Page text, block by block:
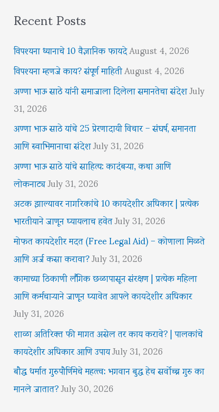
Recent Posts
विपश्यना ध्यानाचे 10 वैज्ञानिक फायदेAugust 4, 2026
विपश्यना म्हणजे काय? संपूर्ण माहितीAugust 4, 2026
अण्णा भाऊ साठे यांनी समाजाला दिलेला समानतेचा संदेशJuly
31, 2026
अण्णा भाऊ साठे यांचे 25 प्रेरणादायी विचार – संघर्ष, समानता
आणि स्वाभिमानाचा संदेशJuly 31, 2026
अण्णा भाऊ साठे यांचे साहित्य: कादंबऱ्या, कथा आणि
लोकनाट्यJuly 31, 2026
अटक झाल्यावर नागरिकांचे 10 कायदेशीर अधिकार | प्रत्येक
भारतीयाने जाणून घ्यायलाच हवेतJuly 31, 2026
मोफत कायदेशीर मदत (Free Legal Aid) – कोणाला मिळते
आणि अर्ज कसा करावा?July 31, 2026
कामाच्या ठिकाणी लैंगिक छळापासून संरक्षण | प्रत्येक महिला
आणि कर्मचाऱ्याने जाणून घ्यावेत आपले कायदेशीर अधिकार
July 31, 2026
शाळा अतिरिक्त फी मागत असेल तर काय करावे? | पालकांचे
कायदेशीर अधिकार आणि उपायJuly 31, 2026
बौद्ध धर्मात गुरुपौर्णिमेचे महत्त्व: भगवान बुद्ध हेच सर्वोच्च गुरु का
मानले जातात?July 30, 2026